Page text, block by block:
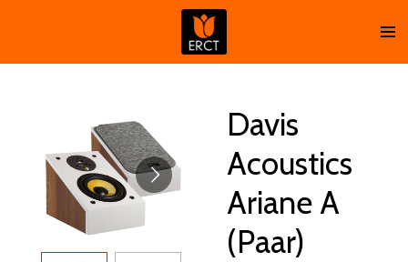
naar
Davis
Acoustics
Ariane A
(Paar)